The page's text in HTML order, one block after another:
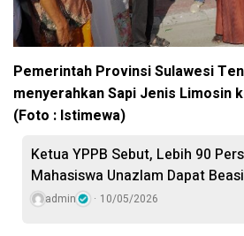
Pemerintah Provinsi Sulawesi
menyerahkan Sapi Jenis Limosin
(Foto : Istimewa)
Ketua YPPB Sebut, Lebih 90
Mahasiswa Unazlam Dapat
admin 10/05/2026